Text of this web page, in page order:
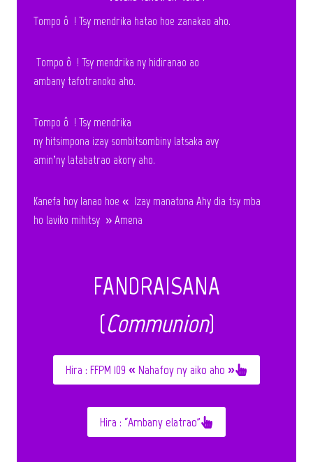
Tompo ô ! Tsy mendrika hatao hoe zanakao aho.
Tompo ô ! Tsy mendrika ny hidiranao ao
ambany tafotranoko aho.
Tompo ô ! Tsy mendrika
ny hitsimpona izay sombitsombiny latsaka avy
amin’ny latabatrao akory aho.
Kanefa hoy Ianao hoe « Izay manatona Ahy dia tsy mba
ho laviko mihitsy » Amena
FANDRAISANA
(Communion)
Hira : FFPM 109 « Nahafoy ny aiko aho »
Hira : “Ambany elatrao”